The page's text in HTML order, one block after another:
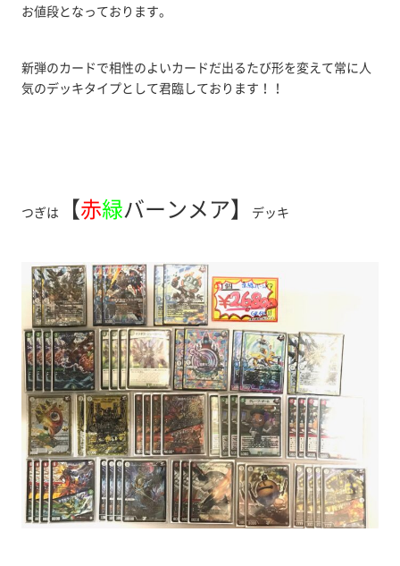
お値段となっております。
新弾のカードで相性のよいカードだ出るたび形を変えて常に人
気のデッキタイプとして君臨しております！！
つぎは 【赤緑バーンメア】 デッキ